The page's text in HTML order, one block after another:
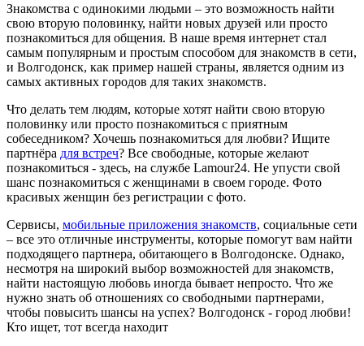
Знакомства с одинокими людьми – это возможность найти
свою вторую половинку, найти новых друзей или просто
познакомиться для общения. В наше время интернет стал
самым популярным и простым способом для знакомств в сети,
и Волгодонск, как пример нашей страны, является одним из
самых активных городов для таких знакомств.
Что делать тем людям, которые хотят найти свою вторую
половинку или просто познакомиться с приятным
собеседником? Хочешь познакомиться для любви? Ищите
партнёра для встреч? Все свободные, которые желают
познакомиться - здесь, на службе Lamour24. Не упусти свой
шанс познакомиться с женщинами в своем городе. Фото
красивых женщин без регистрации с фото.
Сервисы, мобильные приложения знакомств, социальные сети
– все это отличные инструменты, которые помогут вам найти
подходящего партнера, обитающего в Волгодонске. Однако,
несмотря на широкий выбор возможностей для знакомств,
найти настоящую любовь иногда бывает непросто. Что же
нужно знать об отношениях со свободными партнерами,
чтобы повысить шансы на успех? Волгодонск - город любви!
Кто ищет, тот всегда находит